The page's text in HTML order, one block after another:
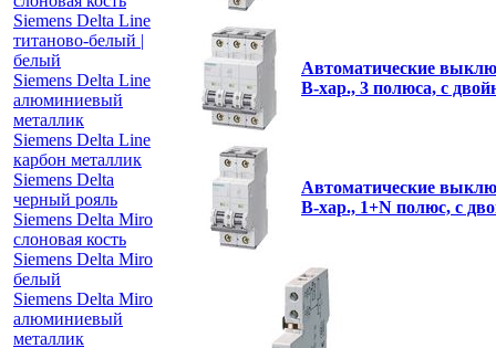
Siemens Delta Line
титаново-белый |
белый
Siemens Delta Line
алюминиевый
металлик
Siemens Delta Line
карбон металлик
Siemens Delta
черный рояль
Siemens Delta Miro
слоновая кость
Siemens Delta Miro
белый
Siemens Delta Miro
алюминиевый
металлик
Автоматические
B-хар., 3 полюса, с
Автоматические
B-хар., 1+N полюс, с